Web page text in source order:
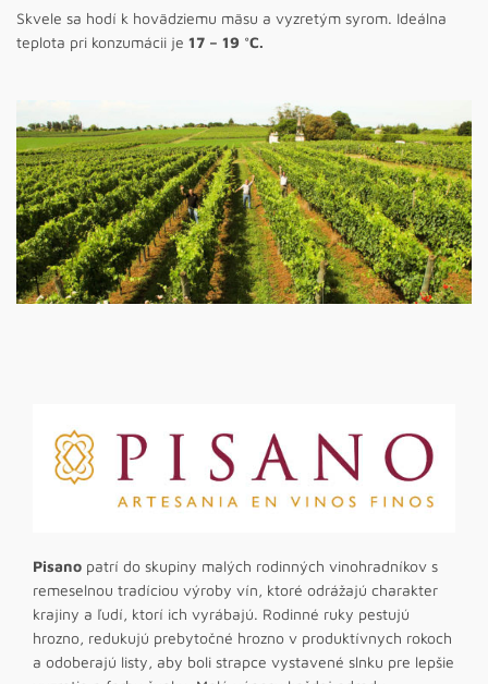
Skvele sa hodí k hovädziemu mäsu a vyzretým syrom. Ideálna
teplota pri konzumácii je 17 – 19 °C.
Pisano patrí do skupiny malých rodinných vinohradníkov s
remeselnou tradíciou výroby vín, ktoré odrážajú charakter
krajiny a ľudí, ktorí ich vyrábajú. Rodinné ruky pestujú
hrozno, redukujú prebytočné hrozno v produktívnych rokoch
a odoberajú listy, aby boli strapce vystavené slnku pre lepšie